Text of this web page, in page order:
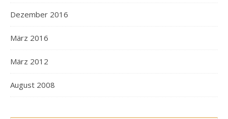
Dezember 2016
März 2016
März 2012
August 2008